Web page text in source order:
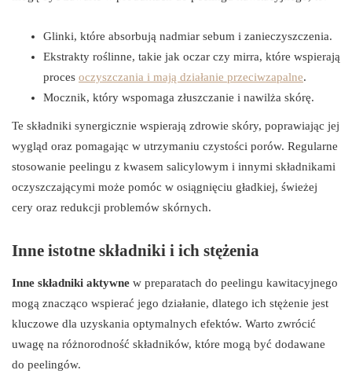
Glinki, które absorbują nadmiar sebum i zanieczyszczenia.
Ekstrakty roślinne, takie jak oczar czy mirra, które wspierają
proces oczyszczania i mają działanie przeciwzapalne.
Mocznik, który wspomaga złuszczanie i nawilża skórę.
Te składniki synergicznie wspierają zdrowie skóry, poprawiając jej
wygląd oraz pomagając w utrzymaniu czystości porów. Regularne
stosowanie peelingu z kwasem salicylowym i innymi składnikami
oczyszczającymi może pomóc w osiągnięciu gładkiej, świeżej
cery oraz redukcji problemów skórnych.
Inne istotne składniki i ich stężenia
Inne składniki aktywne w preparatach do peelingu kawitacyjnego
mogą znacząco wspierać jego działanie, dlatego ich stężenie jest
kluczowe dla uzyskania optymalnych efektów. Warto zwrócić
uwagę na różnorodność składników, które mogą być dodawane
do peelingów.